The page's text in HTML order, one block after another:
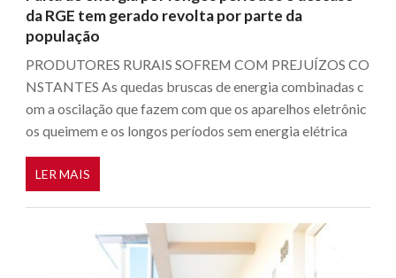
da RGE tem gerado revolta por parte da
população
PRODUTORES RURAIS SOFREM COM PREJUÍZOS CO
NSTANTES As quedas bruscas de energia combinadas c
om a oscilação que fazem com que os aparelhos eletrônic
os queimem e os longos períodos sem energia elétrica
LER MAIS